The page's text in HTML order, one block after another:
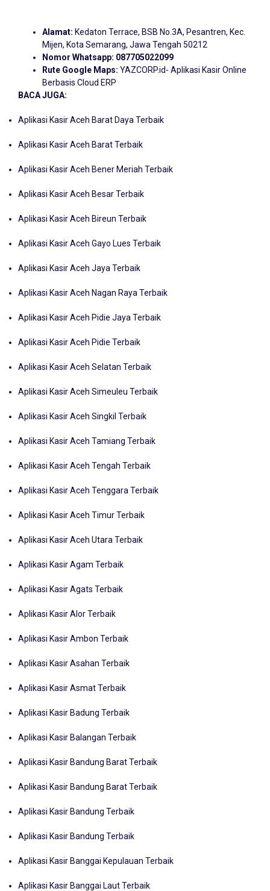
Alamat: Kedaton Terrace, BSB No.3A, Pesantren, Kec.
Mijen, Kota Semarang, Jawa Tengah 50212
Nomor Whatsapp: 087705022099
Rute Google Maps: YAZCORP.id- Aplikasi Kasir Online
Berbasis Cloud ERP
BACA JUGA:
Aplikasi Kasir Aceh Barat Daya Terbaik
Aplikasi Kasir Aceh Barat Terbaik
Aplikasi Kasir Aceh Bener Meriah Terbaik
Aplikasi Kasir Aceh Besar Terbaik
Aplikasi Kasir Aceh Bireun Terbaik
Aplikasi Kasir Aceh Gayo Lues Terbaik
Aplikasi Kasir Aceh Jaya Terbaik
Aplikasi Kasir Aceh Nagan Raya Terbaik
Aplikasi Kasir Aceh Pidie Jaya Terbaik
Aplikasi Kasir Aceh Pidie Terbaik
Aplikasi Kasir Aceh Selatan Terbaik
Aplikasi Kasir Aceh Simeuleu Terbaik
Aplikasi Kasir Aceh Singkil Terbaik
Aplikasi Kasir Aceh Tamiang Terbaik
Aplikasi Kasir Aceh Tengah Terbaik
Aplikasi Kasir Aceh Tenggara Terbaik
Aplikasi Kasir Aceh Timur Terbaik
Aplikasi Kasir Aceh Utara Terbaik
Aplikasi Kasir Agam Terbaik
Aplikasi Kasir Agats Terbaik
Aplikasi Kasir Alor Terbaik
Aplikasi Kasir Ambon Terbaik
Aplikasi Kasir Asahan Terbaik
Aplikasi Kasir Asmat Terbaik
Aplikasi Kasir Badung Terbaik
Aplikasi Kasir Balangan Terbaik
Aplikasi Kasir Bandung Barat Terbaik
Aplikasi Kasir Bandung Barat Terbaik
Aplikasi Kasir Bandung Terbaik
Aplikasi Kasir Bandung Terbaik
Aplikasi Kasir Banggai Kepulauan Terbaik
Aplikasi Kasir Banggai Laut Terbaik